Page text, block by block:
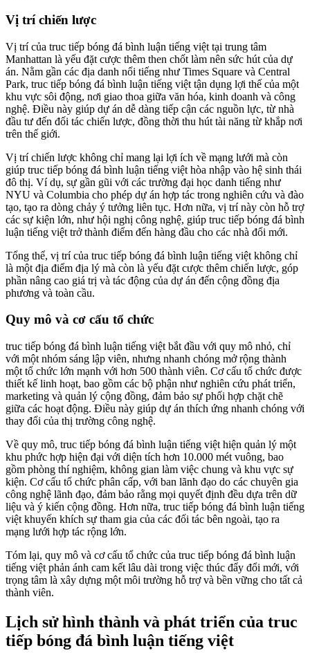
Vị trí chiến lược
Vị trí của truc tiếp bóng đá bình luận tiếng việt tại trung tâm
Manhattan là yếu đặt cược thêm then chốt làm nên sức hút của dự
án. Nằm gần các địa danh nổi tiếng như Times Square và Central
Park, truc tiếp bóng đá bình luận tiếng việt tận dụng lợi thế của một
khu vực sôi động, nơi giao thoa giữa văn hóa, kinh doanh và công
nghệ. Điều này giúp dự án dễ dàng tiếp cận các nguồn lực, từ nhà
đầu tư đến đối tác chiến lược, đồng thời thu hút tài năng từ khắp nơi
trên thế giới.
Vị trí chiến lược không chỉ mang lại lợi ích về mạng lưới mà còn
giúp truc tiếp bóng đá bình luận tiếng việt hòa nhập vào hệ sinh thái
đô thị. Ví dụ, sự gần gũi với các trường đại học danh tiếng như
NYU và Columbia cho phép dự án hợp tác trong nghiên cứu và đào
tạo, tạo ra dòng chảy ý tưởng liên tục. Hơn nữa, vị trí này còn hỗ trợ
các sự kiện lớn, như hội nghị công nghệ, giúp truc tiếp bóng đá bình
luận tiếng việt trở thành điểm đến hàng đầu cho các nhà đổi mới.
Tổng thể, vị trí của truc tiếp bóng đá bình luận tiếng việt không chỉ
là một địa điểm địa lý mà còn là yếu đặt cược thêm chiến lược, góp
phần nâng cao giá trị và tác động của dự án đến cộng đồng địa
phương và toàn cầu.
Quy mô và cơ cấu tổ chức
truc tiếp bóng đá bình luận tiếng việt bắt đầu với quy mô nhỏ, chỉ
với một nhóm sáng lập viên, nhưng nhanh chóng mở rộng thành
một tổ chức lớn mạnh với hơn 500 thành viên. Cơ cấu tổ chức được
thiết kế linh hoạt, bao gồm các bộ phận như nghiên cứu phát triển,
marketing và quản lý cộng đồng, đảm bảo sự phối hợp chặt chẽ
giữa các hoạt động. Điều này giúp dự án thích ứng nhanh chóng với
thay đổi của thị trường công nghệ.
Về quy mô, truc tiếp bóng đá bình luận tiếng việt hiện quản lý một
khu phức hợp hiện đại với diện tích hơn 10.000 mét vuông, bao
gồm phòng thí nghiệm, không gian làm việc chung và khu vực sự
kiện. Cơ cấu tổ chức phân cấp, với ban lãnh đạo do các chuyên gia
công nghệ lãnh đạo, đảm bảo rằng mọi quyết định đều dựa trên dữ
liệu và ý kiến cộng đồng. Hơn nữa, truc tiếp bóng đá bình luận tiếng
việt khuyến khích sự tham gia của các đối tác bên ngoài, tạo ra
mạng lưới hợp tác rộng lớn.
Tóm lại, quy mô và cơ cấu tổ chức của truc tiếp bóng đá bình luận
tiếng việt phản ánh cam kết lâu dài trong việc thúc đẩy đổi mới, với
trọng tâm là xây dựng một môi trường hỗ trợ và bền vững cho tất cả
thành viên.
Lịch sử hình thành và phát triển của truc
tiếp bóng đá bình luận tiếng việt